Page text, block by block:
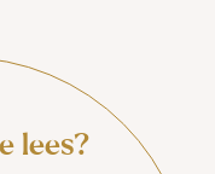
lees?